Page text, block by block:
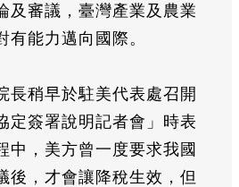
及審議，臺灣產業及農業
有能力邁向國際。
長稍早於駐美代表處召開
定簽署說明記者會」時表
中，美方曾一度要求我國
後，才會讓降稅生效，但